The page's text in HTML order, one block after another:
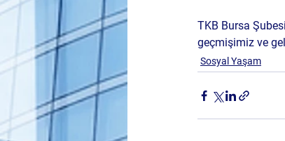
TKB Bursa
geçmişimiz ve
Sosyal Yaşam